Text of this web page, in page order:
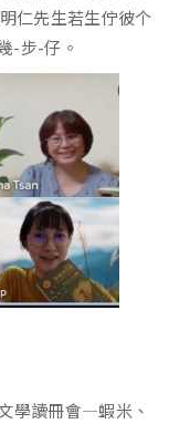
仁先生若生佇彼个
-步-仔。
學讀冊會—蝦米、